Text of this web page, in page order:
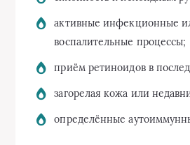
активные инфекционные
воспалительные процессы;
приём ретиноидов в
загорелая кожа или
определённые